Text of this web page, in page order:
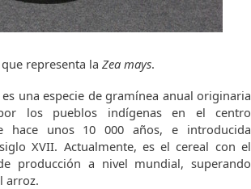
representa la Zea mays.
es una especie de gramínea anual originaria
los pueblos indígenas en el centro
hace unos 10 000 años, e introducida
XVII. Actualmente, es el cereal con el
producción a nivel mundial, superando
arroz.